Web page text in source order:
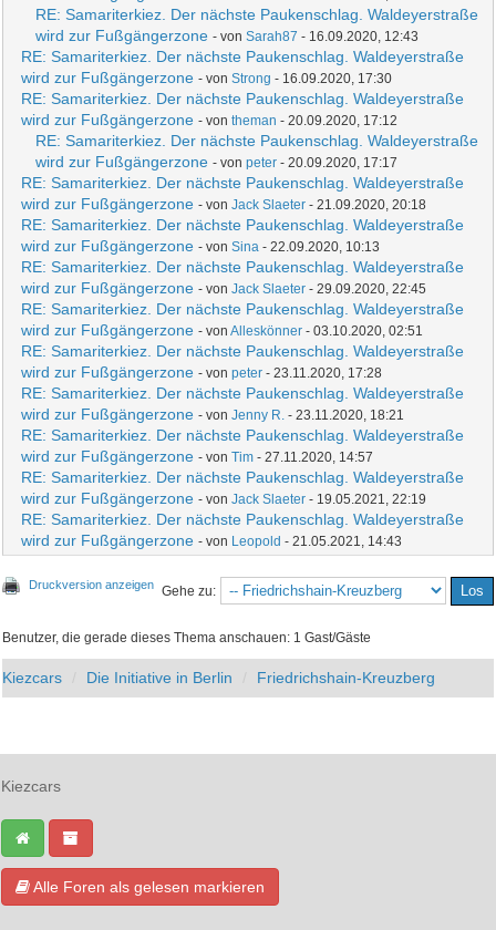
RE: Samariterkiez. Der nächste Paukenschlag. Waldeyerstraße
wird zur Fußgängerzone - vonSarah87 - 16.09.2020, 12:43
RE: Samariterkiez. Der nächste Paukenschlag. Waldeyerstraße
wird zur Fußgängerzone - vonStrong - 16.09.2020, 17:30
RE: Samariterkiez. Der nächste Paukenschlag. Waldeyerstraße
wird zur Fußgängerzone - vontheman - 20.09.2020, 17:12
RE: Samariterkiez. Der nächste Paukenschlag. Waldeyerstraße
wird zur Fußgängerzone - vonpeter - 20.09.2020, 17:17
RE: Samariterkiez. Der nächste Paukenschlag. Waldeyerstraße
wird zur Fußgängerzone - vonJack Slaeter - 21.09.2020, 20:18
RE: Samariterkiez. Der nächste Paukenschlag. Waldeyerstraße
wird zur Fußgängerzone - vonSina - 22.09.2020, 10:13
RE: Samariterkiez. Der nächste Paukenschlag. Waldeyerstraße
wird zur Fußgängerzone - vonJack Slaeter - 29.09.2020, 22:45
RE: Samariterkiez. Der nächste Paukenschlag. Waldeyerstraße
wird zur Fußgängerzone - vonAlleskönner - 03.10.2020, 02:51
RE: Samariterkiez. Der nächste Paukenschlag. Waldeyerstraße
wird zur Fußgängerzone - vonpeter - 23.11.2020, 17:28
RE: Samariterkiez. Der nächste Paukenschlag. Waldeyerstraße
wird zur Fußgängerzone - vonJenny R. - 23.11.2020, 18:21
RE: Samariterkiez. Der nächste Paukenschlag. Waldeyerstraße
wird zur Fußgängerzone - vonTim - 27.11.2020, 14:57
RE: Samariterkiez. Der nächste Paukenschlag. Waldeyerstraße
wird zur Fußgängerzone - vonJack Slaeter - 19.05.2021, 22:19
RE: Samariterkiez. Der nächste Paukenschlag. Waldeyerstraße
wird zur Fußgängerzone - von Leopold - 21.05.2021, 14:43
Druckversion anzeigen Gehe zu:
Benutzer, die gerade dieses Thema anschauen: 1 Gast/Gäste
Kiezcars Die Initiative in Berlin Friedrichshain-Kreuzberg
Kiezcars
Alle Foren als gelesen markieren